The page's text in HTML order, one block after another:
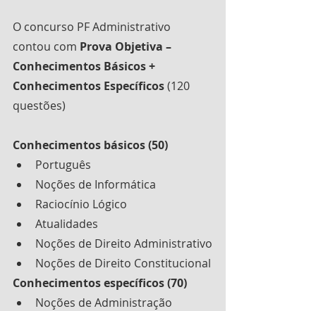
O concurso PF Administrativo
contou com Prova Objetiva –
Conhecimentos Básicos +
Conhecimentos Específicos (120
questões)
Conhecimentos básicos (50)
Português
Noções de Informática
Raciocínio Lógico
Atualidades
Noções de Direito Administrativo
Noções de Direito Constitucional
Conhecimentos específicos (70)
Noções de Administração